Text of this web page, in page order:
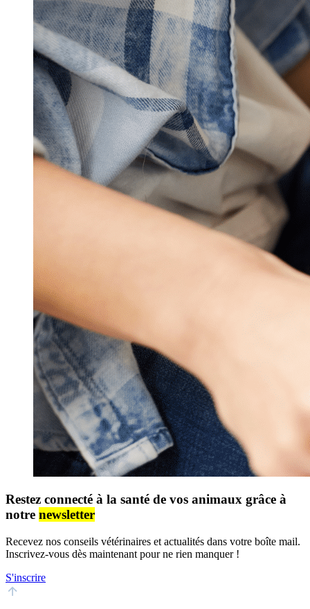
Restez connecté à la santé de vos animaux grâce à
notre newsletter
Recevez nos conseils vétérinaires et actualités dans votre boîte mail.
Inscrivez-vous dès maintenant pour ne rien manquer !
S'inscrire